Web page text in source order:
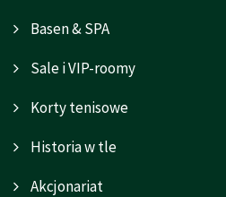
Basen & SPA
Sale i VIP-roomy
Korty tenisowe
Historia w tle
Akcjonariat